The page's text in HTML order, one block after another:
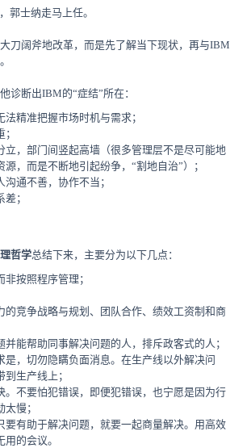
郭士纳走马上任。
刀阔斧地改革，而是先了解当下现状，再与IBM
诊断出IBM的“症结”所在：
法精准把握市场时机与需求；
立，部门间竖起高墙（很多管理层不是尽可能地
，而是不断地引起纷争，“割地自治”）；
通不善，协作不当；
；
哲学总结下来，主要分为以下几点：
按照程序管理；
的竞争战略与规划、团队合作、绩效工资制和商
并能帮助同事解决问题的人，排斥政客式的人；
是，切勿隐瞒负面消息。在生产线以外解决问
生产线上；
。不要怕犯错误，即便犯错误，也宁愿是因为行
慢；
要有助于解决问题，就要一起商量解决。用高效
的会议。